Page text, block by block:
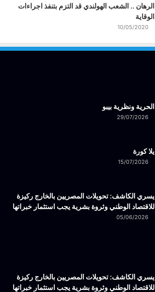
الرهان .. الشعب الهولندي قد التزم بتنفذ اجراءات
الوقاية
10/05/2020
الحرية ونظرية بيبو
29/07/2026
يلا كورة
15/07/2026
يسري الكاشف: تحويلات المصريين بالخارج ركيزة
للاقتصاد الوطني وثروة بشرية يجب استثمار خبراتها
05/06/2026
يسري الكاشف: تحويلات المصريين بالخارج ركيزة
للاقتصاد الوطني وثروة بشرية يجب استثمار خبراتها